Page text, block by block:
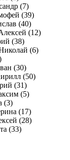
(7)
(39)
(40)
(12)
(38)
(6)
(30)
(50)
(31)
(5)
(3)
(17)
(28)
(33)